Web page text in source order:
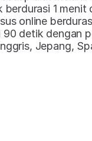
berdurasi 1
online
90 detik dengan
Jepang,